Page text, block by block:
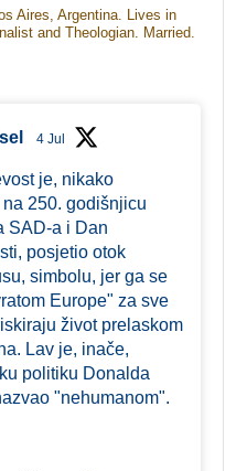
Aires, Argentina. Lives in
and Theologian. Married.
4 Jul
je, nikako
250. godišnjicu
SAD-a i Dan
posjetio otok
simbolu, jer ga se
Europe" za sve
život prelaskom
Lav je, inače,
politiku Donalda
"nehumanom".